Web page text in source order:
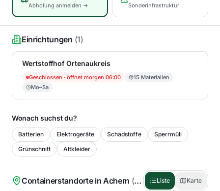
Abholung anmelden → Sonderinfrastruktur
Einrichtungen (1)
Wertstoffhof Ortenaukreis
Geschlossen · öffnet morgen 06:00 15 Materialien
Mo–Sa
Wonach suchst du?
Batterien Elektrogeräte Schadstoffe
Sperrmüll
Grünschnitt
Altkleider
Containerstandorte in Achern (32 Liste Karte